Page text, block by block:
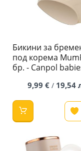
Бикини за
под корема
бр. - Canpol
9,99 €/ 19,54